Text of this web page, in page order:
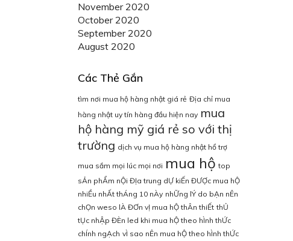
November 2020
October 2020
September 2020
August 2020
Các Thẻ Gắn
tìm nơi mua hộ hàng nhật giá rẻ Địa chỉ mua
hàng nhật uy tín hàng đầu hiện nay mua
hộ hàng mỹ giá rẻ so với thị
trường dịch vụ mua hộ hàng nhật hổ trợ
mua sắm mọi lúc mọi nơi mua hộ top
sẢn phẨm nỘi ĐỊa trung dỰ kiẾn ĐƯỢc mua hỘ
nhiỀu nhẤt thÁng 10 nÀy nhỮng lÝ do bẠn nÊn
chỌn weso lÀ ĐƠn vỊ mua hỘ thÂn thiẾt thỦ
tỤc nhẬp ĐÈn led khi mua hỘ theo hÌnh thỨc
chÍnh ngẠch vÌ sao nÊn mua hỘ theo hÌnh thỨc